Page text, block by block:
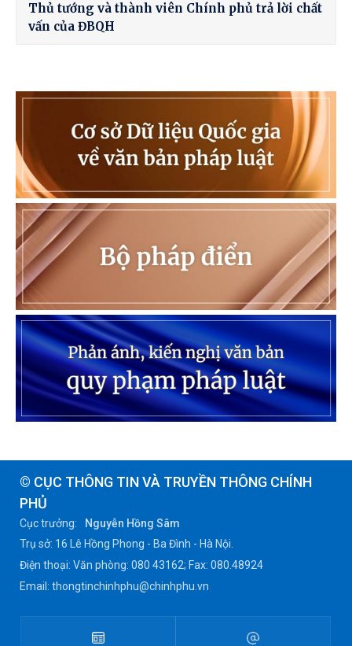
Thủ tướng và thành viên Chính phủ trả lời chất
vấn của ĐBQH
© CỤC THÔNG TIN VÀ TRUYỀN THÔNG CHÍNH
PHỦ
Cục trưởng:
Nguyễn Hồng Sâm
Trụ sở: 16 Lê Hồng Phong - Ba Đình - Hà Nội.
Điện thoại: Văn phòng: 080 43162; Fax: 080.48924
Email: thongtinchinhphu@chinhphu.vn